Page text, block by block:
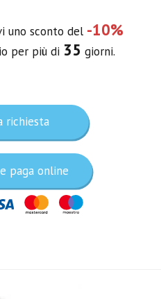
uno sconto del -10%
per più di 35 giorni.
richiesta
paga online